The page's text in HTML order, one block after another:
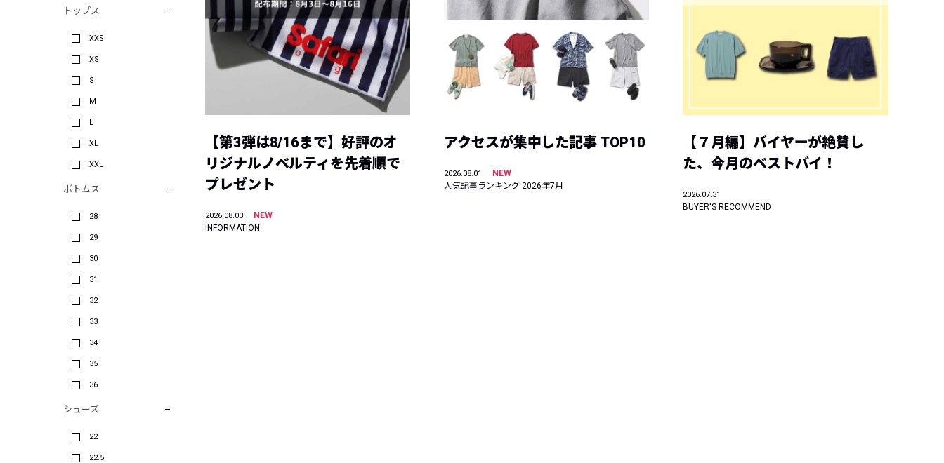
トップス
XXS
XS
S
M
L
XL
XXL
ボトムス
28
29
30
31
32
33
34
35
36
シューズ
22
22.5
【第3弾は8/16まで】好評のオ
リジナルノベルティを先着順で
プレゼント
2026.08.03
NEW
INFORMATION
アクセスが集中した記事 TOP10
2026.08.01
NEW
人気記事ランキング 2026年7月
【７月編】バイヤーが絶賛し
た、今月のベストバイ！
2026.07.31
BUYER'S RECOMMEND